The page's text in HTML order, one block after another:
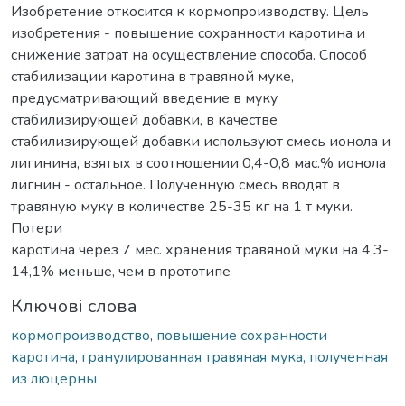
Изобретение откосится к кормопроизводству. Цель
изобретения - повышение сохранности каротина и
снижение затрат на осуществление способа. Способ
стабилизации каротина в травяной муке,
предусматривающий введение в муку
стабилизирующей добавки, в качестве
стабилизирующей добавки используют смесь ионола и
лигинина, взятых в соотношении 0,4-0,8 мас.% ионола
лигнин - остальное. Полученную смесь вводят в
травяную муку в количестве 25-35 кг на 1 т муки.
Потери
каротина через 7 мес. хранения травяной муки на 4,3-
14,1% меньше, чем в прототипе
Ключові слова
кормопроизводство, повышение сохранности
каротина, гранулированная травяная мука, полученная
из люцерны